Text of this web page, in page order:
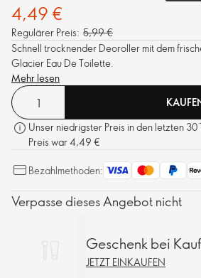
4,49 €
Regulärer Preis: 5,99 €
Schnell trocknender Deoroller mit dem
Glacier Eau De Toilette.
Mehr lesen
Unser niedrigster Preis in den letzten
Preis war 4,49 €
Bezahlmethoden:
Verpasse dieses Angebot nicht
Geschenk bei Kauf
JETZT EINKAUFEN